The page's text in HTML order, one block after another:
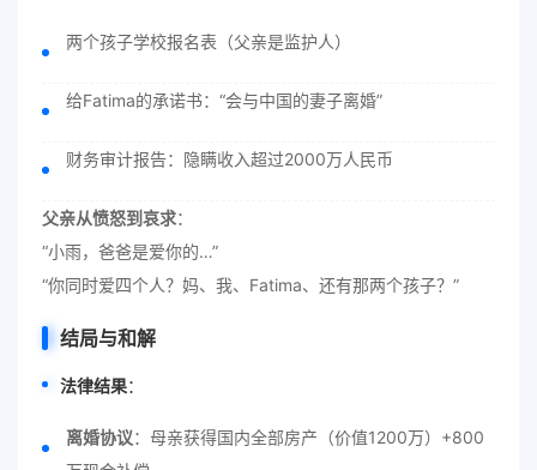
两个孩子学校报名表（父亲是监护人）
给Fatima的承诺书：“会与中国的妻子离婚”
财务审计报告：隐瞒收入超过2000万人民币
父亲从愤怒到哀求：
“小雨，爸爸是爱你的…”
“你同时爱四个人？妈、我、Fatima、还有那两个孩子？”
结局与和解
法律结果：
离婚协议：母亲获得国内全部房产（价值1200万）+800